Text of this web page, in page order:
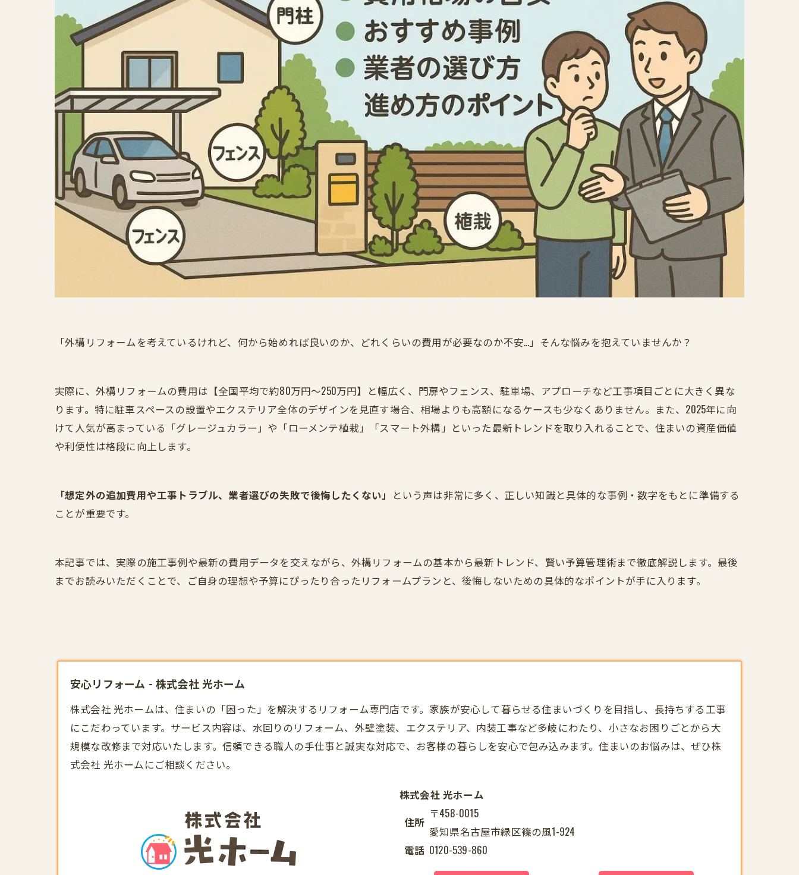
「外構リフォームを考えているけれど、何から始めれば良いのか、どれくらいの費用が必要なのか不安…」そんな悩みを抱えていませんか？
実際に、外構リフォームの費用は【全国平均で約80万円〜250万円】と幅広く、門扉やフェンス、駐車場、アプローチなど工事項目ごとに大きく異な
ります。特に駐車スペースの設置やエクステリア全体のデザインを見直す場合、相場よりも高額になるケースも少なくありません。また、2025年に向
けて人気が高まっている「グレージュカラー」や「ローメンテ植栽」「スマート外構」といった最新トレンドを取り入れることで、住まいの資産価値
や利便性は格段に向上します。
「想定外の追加費用や工事トラブル、業者選びの失敗で後悔したくない」 という声は非常に多く、正しい知識と具体的な事例・数字をもとに準備する
ことが重要です。
本記事では、実際の施工事例や最新の費用データを交えながら、外構リフォームの基本から最新トレンド、賢い予算管理術まで徹底解説します。最後
までお読みいただくことで、ご自身の理想や予算にぴったり合ったリフォームプランと、後悔しないための具体的なポイントが手に入ります。
安心リフォーム - 株式会社 光ホーム
株式会社 光ホームは、住まいの「困った」を解決する リフォーム専門店です。家族が安心して暮らせる住まいづくりを目指し、長持ちする工事
にこだわっています。サービス内容は、水回りのリフォーム、外壁塗装、エクステリア、内装工事など多岐にわたり、小さなお困りごとから大
規模な改修まで対応いたします。信頼できる職人の手仕事と誠実な対応で、お客様の暮らしを安心で包み込みます。住まいのお悩みは、ぜひ株
式会社 光ホームにご相談ください。
株式会社 光ホーム
住所
〒458-0015
愛知県名古屋市緑区篠の風1-924
電話 0120-539-860